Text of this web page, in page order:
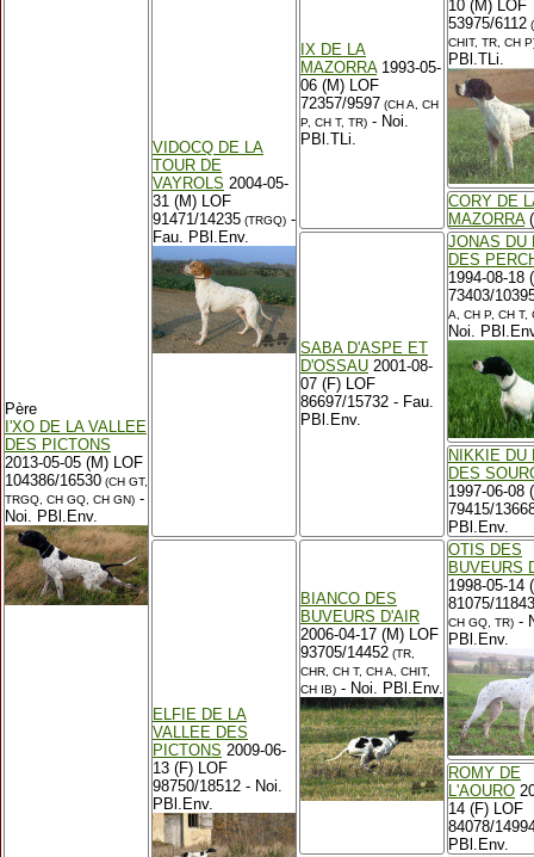
Père
I'XO DE LA VALLEE
DES PICTONS
2013-05-05 (M) LOF
104386/16530 (CH GT,
TRGQ, CH GQ, CH GN) -
Noi. PBl.Env.
VIDOCQ DE LA
TOUR DE
VAYROLS 2004-05-
31 (M) LOF
91471/14235 (TRGQ) -
Fau. PBl.Env.
IX DE LA
MAZORRA1993-05-
06 (M) LOF
72357/9597 (CH A, CH
P, CH T, TR) - Noi.
PBl.TLi.
10 (M) LOF
53975/6112
CHIT, TR, CH
PBl.TLi.
CORY DE
MAZORRA
SABA D'ASPE ET
D'OSSAU 2001-08-
07 (F) LOF
86697/15732 - Fau.
PBl.Env.
JONAS DU
DES
1994-08-18
73403/
A, CH P, CH T,
Noi.
NIKKIE DU
DES
1997-06-08
79415/
PBl.Env.
ELFIE DE LA
VALLEE DES
PICTONS 2009-06-
13 (F) LOF
98750/18512 - Noi.
PBl.Env.
BIANCO DES
BUVEURS D'AIR
2006-04-17 (M) LOF
93705/14452 (TR,
CHR, CH T, CH A, CHIT,
CH IB) - Noi. PBl.Env.
OTIS DES
BUVEURS
1998-05-14
81075/11843
CH GQ, TR) -
PBl.Env.
ROMY DE
L'AOURO
14 (F) LOF
84078/
PBl.Env.